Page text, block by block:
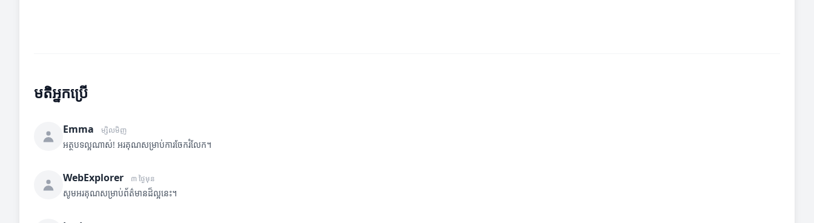
មតិអ្នកប្រើ
Emma ម្សិលមិញ
អត្ថបទល្អណាស់! អរគុណសម្រាប់ការចែករំលែក។
WebExplorer ៣ ថ្ងៃមុន
សូមអរគុណសម្រាប់ព័ត៌មានដ៏ល្អនេះ។